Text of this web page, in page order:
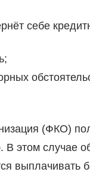
себе
(ФКО)
В этом случае
выплачивать